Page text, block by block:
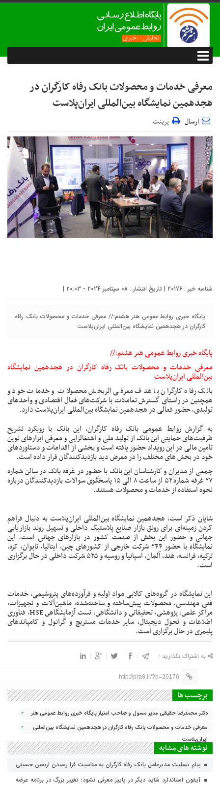
معرفی خدمات و محصولات بانک رفاه کارگران در
هجدهمین نمایشگاه بین‌المللی ایران‌پلاست
ارسال پرینت
شناسه خبر : 20176 | تاریخ انتشار : 08 سپتامبر 2024 - 20:03 |
پایگاه خبری روابط عمومی هنر هشتم:// معرفی خدمات و محصولات بانک رفاه
کارگران در هجدهمین نمایشگاه بین‌المللی ایران‌پلاست
پایگاه خبری روابط عمومی هنر هشتم://
معرفی خدمات و محصولات بانک رفاه کارگران در هجدهمین نمایشگاه
بین‌المللی ایران‌پلاست
بانک رفاه کارگران با هدف معرفی اثربخش محصولات و خدمات خود و
همچنین در راستای گسترش تعاملات با شرکت‌های فعال اقتصادی و واحدهای
تولیدی، حضور فعالی در هجدهمین نمایشگاه بین‌المللی ایران‌پلاست دارد.
به گزارش روابط عمومی بانک رفاه کارگران، این بانک با رویکرد تشریح
ظرفیت‌های حمایتی این بانک از تولید ملی و اشتغالزایی و معرفی ابزارهای نوین
تامین مالی در این رویداد حضور یافته است و بخشی از اقدامات و دستاوردهای
خود در بخش های مختلف را در معرض دید بازدیدکنندگان قرار داده است.
جمعی از مدیران و کارشناسان اینبانکبا حضور در غرفه بانک در سالن شماره
۲۷ غرفه شماره ۵۲ از ساعت ۸ الی ۱۵ پاسخگوی سوالات بازدیدکنندگان درباره
نحوه استفاده از خدمات و محصولات هستند.
شایان ذکر است، هجدهمین نمایشگاه بین‌المللی ایران‌پلاست به دنبال فراهم
کردن زمینه‌ای برای رونق بازار صنایع پلاستیک داخلی و تسهیل روند بازاریابی
جهانی و حضور این بخش از صنعت کشور در بازارهای جهانی است. این
نمایشگاه با حضور ۲۴۴ شرکت خارجی از کشورهای چین، ایتالیا، تایوان، کره،
ترکیه، فرانسه، هند، آلمان، اسپانیا و روسیه و ۵۲۵ شرکت داخلی در حال برگزاری
است.
این نمایشگاه در گروه‌های کالایی مواد اولیه و فرآورده‌های پتروشیمی، خدمات
فنی مهندسی، محصولات پیش‌ساخته و ساخته‌شده، ماشین‌آلات و تجهیزات،
مراکز علمى، پژوهشى، تحقیقاتى و دانشگاهى، تست آزمایشگاهى HSE، فناورى
اطلاعات و تحول دیجیتال، سایر خدمات مستربچ و گرانول و کامپاندهاى
پلیمرى در حال برگزاری است.
به اشتراک بگذارید :
http://pra8.ir/?p=20176
برچسب ها
دکتر محمدرضا حقیقی مدیر مسول و صاحب امتیاز پایگاه خبری روابط عمومی هنر
هشتم
معرفی خدمات و محصولات بانک رفاه کارگران در هجدهمین نمایشگاه بین‌المللی
ایران‌پلاست
نوشته های مشابه
پیام تسلیت مدیرعامل بانک رفاه کارگران به مناسبت فرا رسیدن اربعین حسینی
آیفون استاندارد شاید دیگر در پاییز معرفی نشود؛ تغییر بزرگ در برنامه عرضه